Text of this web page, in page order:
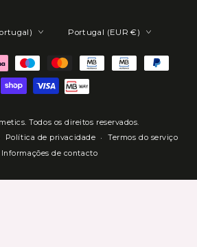
. Todos os direitos reservados.
Política de privacidade
Termos do serviço
Informações de contacto
Portugal (EUR €)